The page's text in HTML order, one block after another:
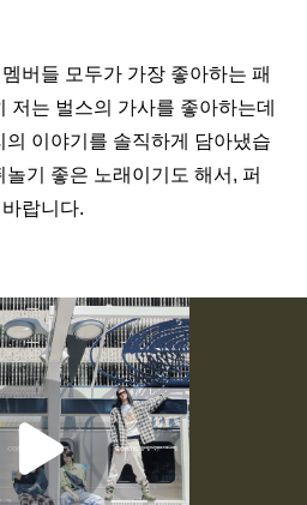
멤버들 모두가 가장 좋아하는 패
저는 벌스의 가사를 좋아하는데
의 이야기를 솔직하게 담아냈습
기 좋은 노래이기도 해서, 퍼
랍니다.